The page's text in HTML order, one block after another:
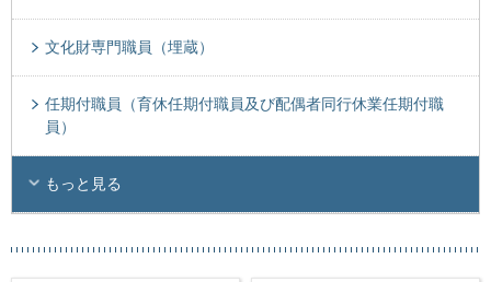
文化財専門職員（埋蔵）
任期付職員（育休任期付職員及び配偶者同行休業任期付職
員）
もっと見る